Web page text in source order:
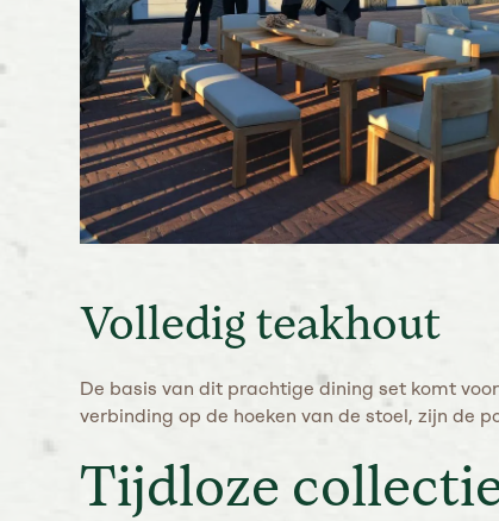
Volledig teakhout
De basis van dit prachtige dining set komt
verbinding op de hoeken van de stoel, zijn de
Tijdloze